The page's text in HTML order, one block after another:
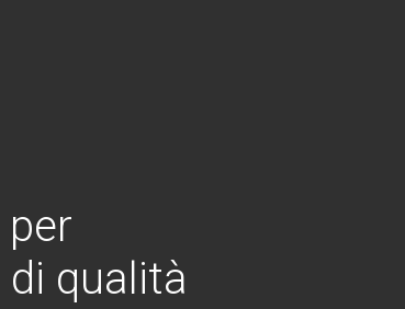
per
di qualità